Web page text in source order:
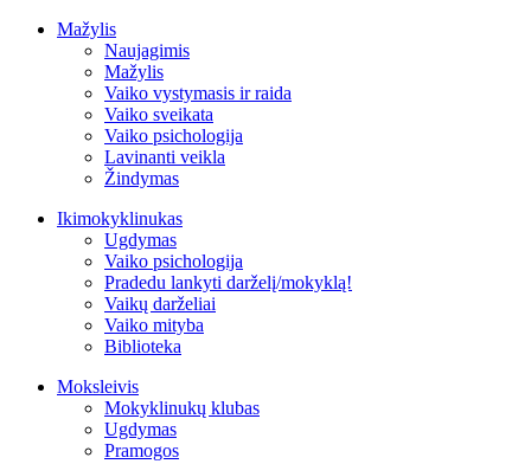
Mažylis
Naujagimis
Mažylis
Vaiko vystymasis ir raida
Vaiko sveikata
Vaiko psichologija
Lavinanti veikla
Žindymas
Ikimokyklinukas
Ugdymas
Vaiko psichologija
Pradedu lankyti darželį/mokyklą!
Vaikų darželiai
Vaiko mityba
Biblioteka
Moksleivis
Mokyklinukų klubas
Ugdymas
Pramogos